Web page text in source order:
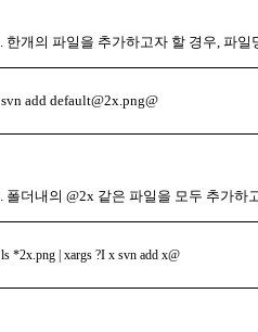
한개의 파일을 추가하고자 할 경우 파일
svn add default@2x.png@
폴더내의 @2x 같은 파일을 모두 추가하
ls *2x.png | xargs ?I x svn add x@